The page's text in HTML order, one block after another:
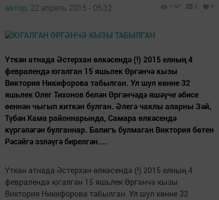
автор, 22 апрель 2015 - 05:32 1197 0 0
Үткән атнада Әстерхан өлкәсендә (!) 2015 елның 4
февралендә югалган 15 яшьлек Өргәнчә кызы
Виктория Никифорова табылган. Ул шул көнне 32
яшьлек Олег Тихонов белән Өргәнчәдә яшәүче әбисе
өеннән чыгып киткән булган. Әлегә чаклы аларны Зәй,
Түбән Кама районнарында, Самара өлкәсендә
күргәләгән булганнар. Балигъ булмаган Виктория бөтен
Рәсәйгә эзләүгә бирелгән....
Үткән атнада Әстерхан өлкәсендә (!) 2015 елның 4
февралендә югалган 15 яшьлек Өргәнчә кызы
Виктория Никифорова табылган. Ул шул көнне 32